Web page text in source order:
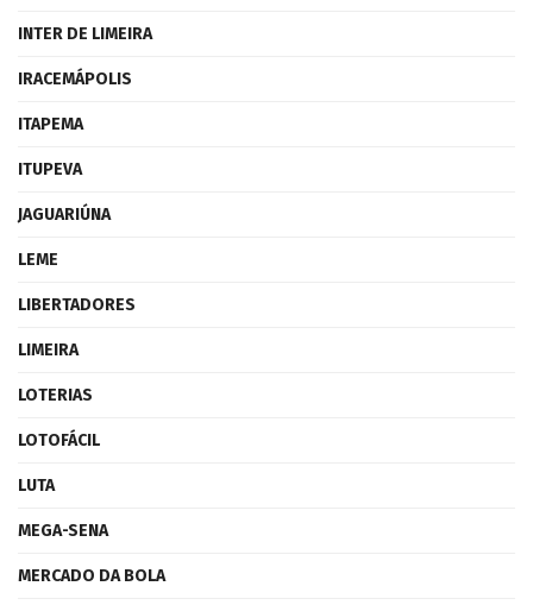
INTER DE LIMEIRA
IRACEMÁPOLIS
ITAPEMA
ITUPEVA
JAGUARIÚNA
LEME
LIBERTADORES
LIMEIRA
LOTERIAS
LOTOFÁCIL
LUTA
MEGA-SENA
MERCADO DA BOLA